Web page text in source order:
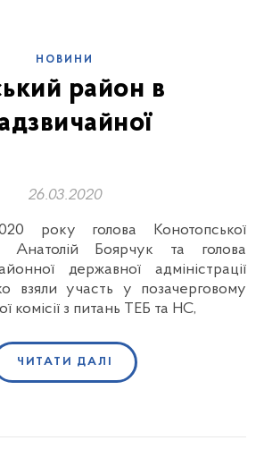
НОВИНИ
район в
26.03.2020
Анатолій Боярчук та голова
державної адміністрації
взяли участь у позачерговому
комісії з питань ТЕБ та НС,
ЧИТАТИ ДАЛІ